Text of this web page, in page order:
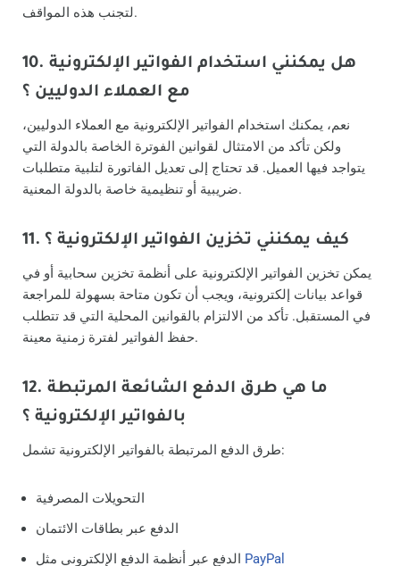
لتجنب هذه المواقف.
10. هل يمكنني استخدام الفواتير الإلكترونية
مع العملاء الدوليين ؟
نعم، يمكنك استخدام الفواتير الإلكترونية مع العملاء الدوليين،
ولكن تأكد من الامتثال لقوانين الفوترة الخاصة بالدولة التي
يتواجد فيها العميل. قد تحتاج إلى تعديل الفاتورة لتلبية متطلبات
ضريبية أو تنظيمية خاصة بالدولة المعنية.
11. كيف يمكنني تخزين الفواتير الإلكترونية ؟
يمكن تخزين الفواتير الإلكترونية على أنظمة تخزين سحابية أو في
قواعد بيانات إلكترونية، ويجب أن تكون متاحة بسهولة للمراجعة
في المستقبل. تأكد من الالتزام بالقوانين المحلية التي قد تتطلب
حفظ الفواتير لفترة زمنية معينة.
12. ما هي طرق الدفع الشائعة المرتبطة
بالفواتير الإلكترونية ؟
طرق الدفع المرتبطة بالفواتير الإلكترونية تشمل:
التحويلات المصرفية
الدفع عبر بطاقات الائتمان
PayPal